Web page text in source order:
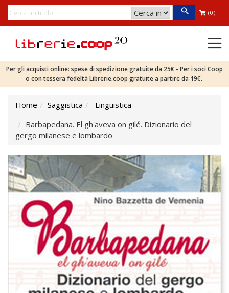
(0)
Per gli acquisti online: spese di spedizione gratuite da 25€ - Per i soci Coop
o con tessera fedeltà Librerie.coop gratuite a partire da 19€.
Home Saggistica
Linguistica
Barbapedana. El gh'aveva on gilé. Dizionario del
gergo milanese e lombardo